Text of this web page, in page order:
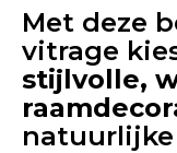
Met deze
vitrage
stijlvolle,